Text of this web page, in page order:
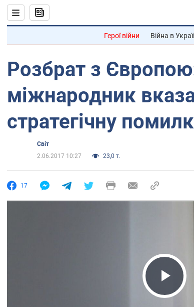
Герої війни Війна в
Розбрат з
міжнародник
стратегічну
Світ
2.06.2017 10:27
23,0 т.
17
Play